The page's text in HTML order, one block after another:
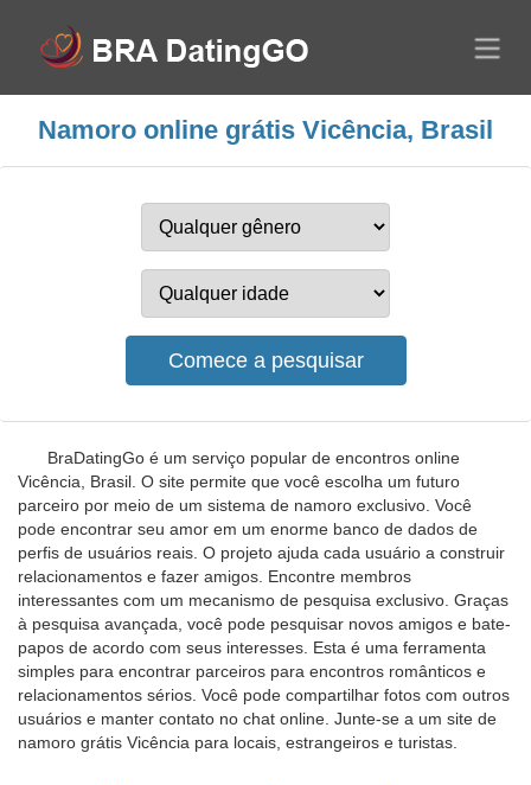
Namoro online grátis Vicência, Brasil
BraDatingGo é um serviço popular de encontros online
Vicência, Brasil. O site permite que você escolha um futuro
parceiro por meio de um sistema de namoro exclusivo. Você
pode encontrar seu amor em um enorme banco de dados de
perfis de usuários reais. O projeto ajuda cada usuário a construir
relacionamentos e fazer amigos. Encontre membros
interessantes com um mecanismo de pesquisa exclusivo. Graças
à pesquisa avançada, você pode pesquisar novos amigos e bate-
papos de acordo com seus interesses. Esta é uma ferramenta
simples para encontrar parceiros para encontros românticos e
relacionamentos sérios. Você pode compartilhar fotos com outros
usuários e manter contato no chat online. Junte-se a um site de
namoro grátis Vicência para locais, estrangeiros e turistas.